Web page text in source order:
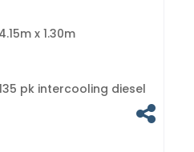
x 1.30m
pk intercooling diesel